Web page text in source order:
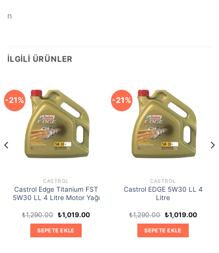
n
İLGILI ÜRÜNLER
-21%
CASTROL
Castrol Edge Titanium FST
5W30 LL 4 Litre Motor Yağı
₺1,290.00 Orijinal
fiyat:
₺1,290.00.
₺1,019.00Şu
SEPETE EKLE
-21%
CASTROL
Castrol EDGE 5W30 LL 4
Litre
₺1,290.00 Orijinal
fiyat:
₺1,290.00.
₺1,019.00Şu
SEPETE EKLE